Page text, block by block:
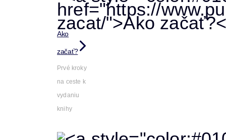
Ako
začať?
Prvé kroky
na ceste k
vydaniu
knihy